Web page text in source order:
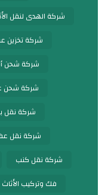
شركة الهدى لنقل
شركة
شركة شحن
شركة
شركة نقل
شركة نقل
شركة نقل كنب
فك وتركيب الأثاث